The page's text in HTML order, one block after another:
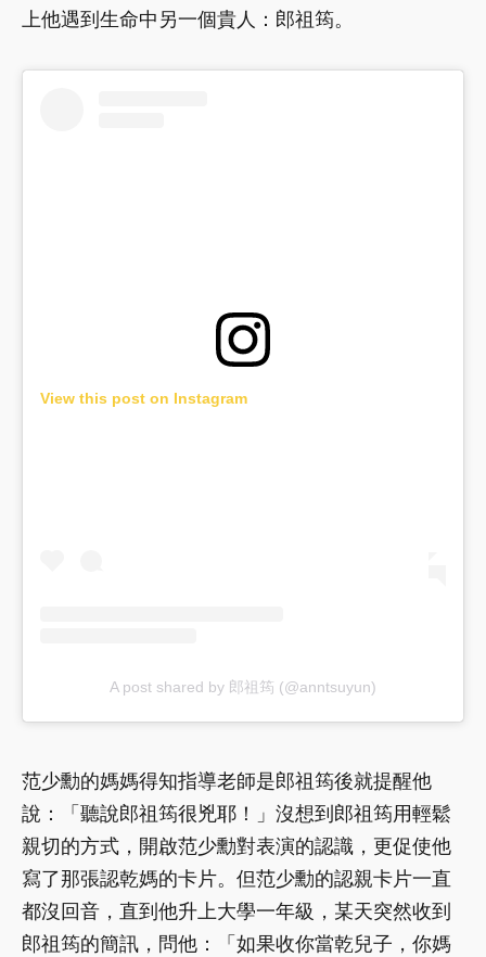
上他遇到生命中另一個貴人：郎祖筠。
View this post on Instagram
A post shared by 郎祖筠 (@anntsuyun)
范少勳的媽媽得知指導老師是郎祖筠後就提醒他
說：「聽說郎祖筠很兇耶！」沒想到郎祖筠用輕鬆
親切的方式，開啟范少勳對表演的認識，更促使他
寫了那張認乾媽的卡片。但范少勳的認親卡片一直
都沒回音，直到他升上大學一年級，某天突然收到
郎祖筠的簡訊，問他：「如果收你當乾兒子，你媽